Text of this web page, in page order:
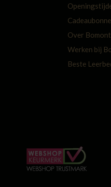
Over Bomont
Werken bij
Beste